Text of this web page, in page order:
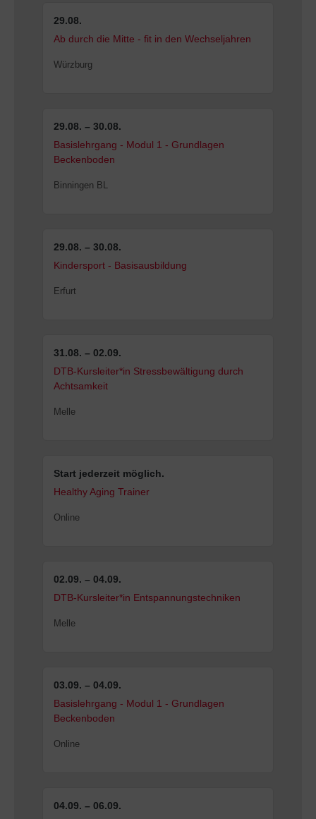
29.08.
Ab durch die Mitte - fit in den Wechseljahren
Würzburg
29.08. – 30.08.
Basislehrgang - Modul 1 - Grundlagen
Beckenboden
Binningen BL
29.08. – 30.08.
Kindersport - Basisausbildung
Erfurt
31.08. – 02.09.
DTB-Kursleiter*in Stressbewältigung durch
Achtsamkeit
Melle
Start jederzeit möglich.
Healthy Aging Trainer
Online
02.09. – 04.09.
DTB-Kursleiter*in Entspannungstechniken
Melle
03.09. – 04.09.
Basislehrgang - Modul 1 - Grundlagen
Beckenboden
Online
04.09. – 06.09.